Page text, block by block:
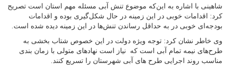
شاهینی با اشاره به این‌که موضوع تنش آبی مسئله مهم استان است تصریح
کرد: اقدامات خوبی در این زمینه در حال شکل‌گیری بوده و اقدامات
‏بودجه‌ای خوبی در به‌ حداقل‌ رساندن تنش‌ها در این زمینه دیده شده است.‏
وی خاطر نشان کرد: توجه ویژه دولت در این خصوص شتاب بخشی به
طرح‌های نیمه تمام آبی است که نیاز است نهادهای متولی با زمان بندی
مناسب روند اجرایی طرح های آبی شهرستان را تسریع کنند.